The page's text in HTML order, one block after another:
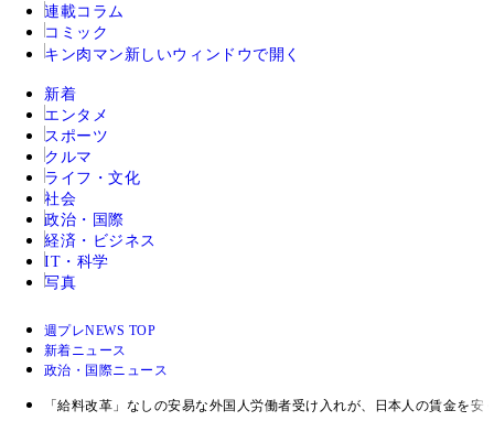
連載コラム
コミック
キン肉マン 新しいウィンドウで開く
新着
エンタメ
スポーツ
クルマ
ライフ・文化
社会
政治・国際
経済・ビジネス
IT・科学
写真
週プレNEWS TOP
新着ニュース
政治・国際ニュース
「給料改革」なしの安易な外国人労働者受け入れが、日本人の賃金を安